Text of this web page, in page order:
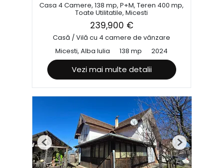
Casa 4 Camere, 138 mp, P+M, Teren 400 mp,
Toate Utilitatile, Micesti
239,900 €
Casă / Vilă cu 4 camere de vânzare
Micesti, Alba Iulia
138 mp 2024
Vezi mai multe detalii
Previous Next